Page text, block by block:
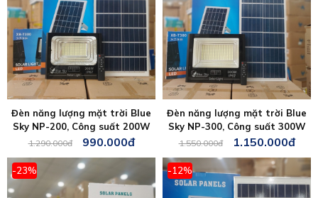
Đèn năng lượng mặt trời Blue
Sky NP-200, Công suất 200W
1.290.000đ 990.000đ
Đèn năng lượng mặt trời Blue
Sky NP-300, Công suất 300W
1.550.000đ 1.150.000đ
-23% -12%